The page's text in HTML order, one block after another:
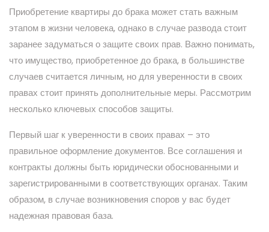
Приобретение квартиры до брака может стать важным
этапом в жизни человека, однако в случае развода стоит
заранее задуматься о защите своих прав. Важно понимать,
что имущество, приобретенное до брака, в большинстве
случаев считается личным, но для уверенности в своих
правах стоит принять дополнительные меры. Рассмотрим
несколько ключевых способов защиты.
Первый шаг к уверенности в своих правах – это
правильное оформление документов. Все соглашения и
контракты должны быть юридически обоснованными и
зарегистрированными в соответствующих органах. Таким
образом, в случае возникновения споров у вас будет
надежная правовая база.